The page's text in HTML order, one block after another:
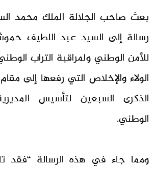
بعث صاحب الجلالة الملك محمد
رسالة إلى السيد عبد اللطيف
للأمن الوطني ولمراقبة التراب
الولاء والإخلاص التي رفعها إلى
الذكرى السبعين لتأسيس
الوطني.
ومما جاء في هذه الرسالة “فقد